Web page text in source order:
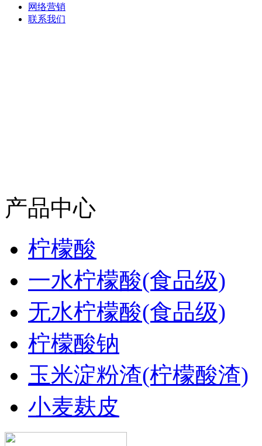
网络营销
联系我们
产品中心
柠檬酸
一水柠檬酸(食品级)
无水柠檬酸(食品级)
柠檬酸钠
玉米淀粉渣(柠檬酸渣)
小麦麸皮